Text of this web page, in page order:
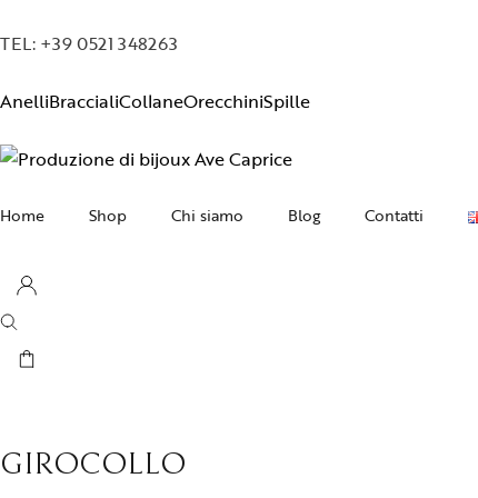
TEL: +39 0521 348263
AnelliBraccialiCollaneOrecchiniSpille
Home Shop Chi siamo Blog Contatti
GIROCOLLO